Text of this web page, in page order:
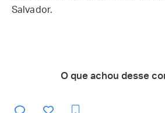
Salvador.
O que achou desse